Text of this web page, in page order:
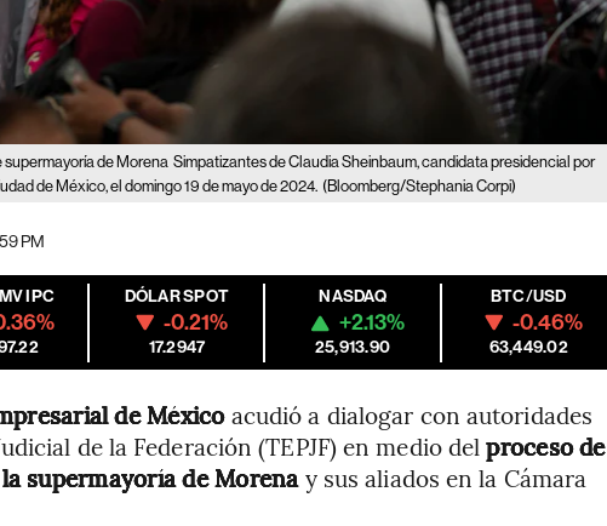
de Morena Simpatizantes de Claudia Sheinbaum, candidata presidencial por
de México, el domingo 19 de mayo de 2024. (Bloomberg/Stephania Corpi)
PM
IPC DÓLAR SPOT
-0.21%
17.2947
NASDAQ
+2.13%
25,913.90
BTC/USD
-0.46%
63,449.02
de Méxicoacudió a dialogar con autoridades
de la Federación (TEPJF) en medio delproceso de
supermayoría de Morenay sus aliados en la Cámara